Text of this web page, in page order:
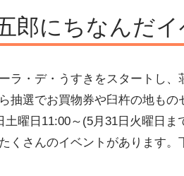
郎にちなんだ
ラ・デ・うすきをスタートし
抽選でお買物券や臼杵の地もの
土曜日11:00～(5月31日火曜日ま
くさんのイベントがあります。